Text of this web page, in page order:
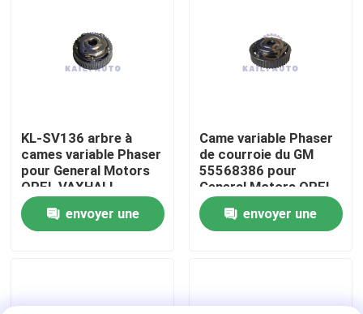
Visite de l'usine
Nous contacter
Nouvelles
Kit à chaînes de synchronisation
KL-SV136 arbre à
cames variable Phaser
pour General Motors
OPEL VAXHALL
CRUZE 55567048
envoyer une
Came variable Phaser
de courroie du GM
55568386 pour
General Motors OPEL
VAXHALL
envoyer une